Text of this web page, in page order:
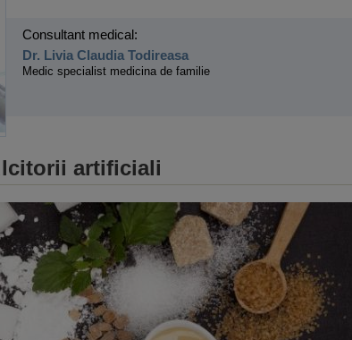
Consultant medical:
Dr. Livia Claudia Todireasa
Medic specialist medicina de familie
artificiali